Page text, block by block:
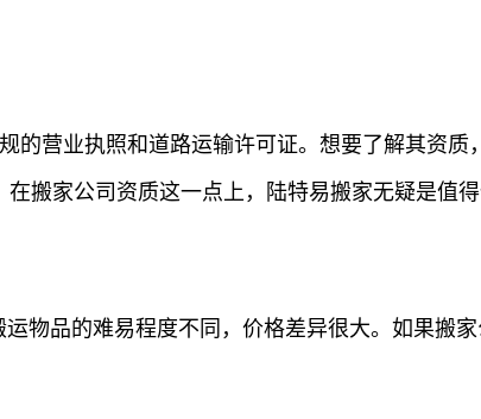
营业执照和道路运输许可证。想要了解其资质
搬家公司资质这一点上，陆特易搬家无疑是值得
物品的难易程度不同，价格差异很大。如果搬